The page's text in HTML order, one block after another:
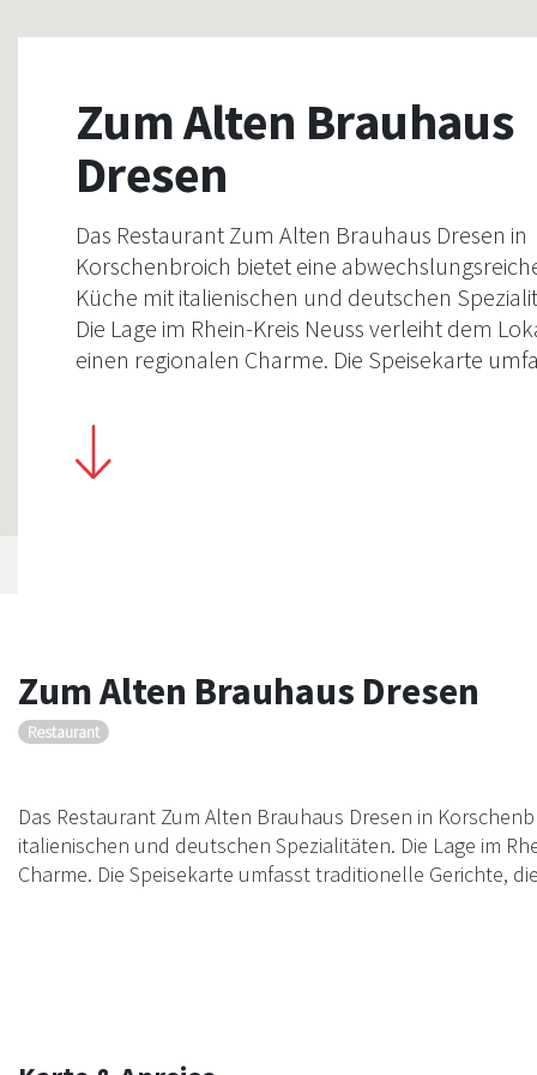
Zum Alten Brauhaus
Dresen
Das Restaurant Zum Alten Brauhaus Dresen in
Korschenbroich bietet eine
Küche mit italienischen und deutschen
Die Lage im Rhein-Kreis Neuss verleiht dem
einen regionalen Charme. Die Speisekarte
zubereitet werden.
Zum Alten Brauhaus Dresen
Restaurant
Das Restaurant Zum Alten Brauhaus Dresen in
italienischen und deutschen Spezialitäten. Die Lage im
Charme. Die Speisekarte umfasst traditionelle Gerichte,